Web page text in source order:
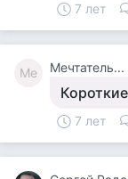
7 лет
Ме Мечтатель...
7 лет